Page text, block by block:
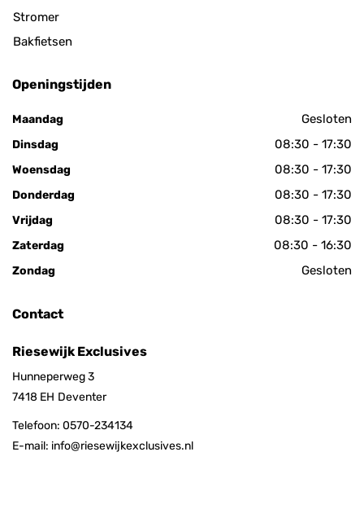
Stromer
Bakfietsen
Openingstijden
Maandag Gesloten
Dinsdag 08:30 - 17:30
Woensdag 08:30 - 17:30
Donderdag 08:30 - 17:30
Vrijdag 08:30 - 17:30
Zaterdag 08:30 - 16:30
Zondag Gesloten
Contact
Riesewijk Exclusives
Hunneperweg 3
7418 EH Deventer
Telefoon: 0570-234134
E-mail: info@riesewijkexclusives.nl